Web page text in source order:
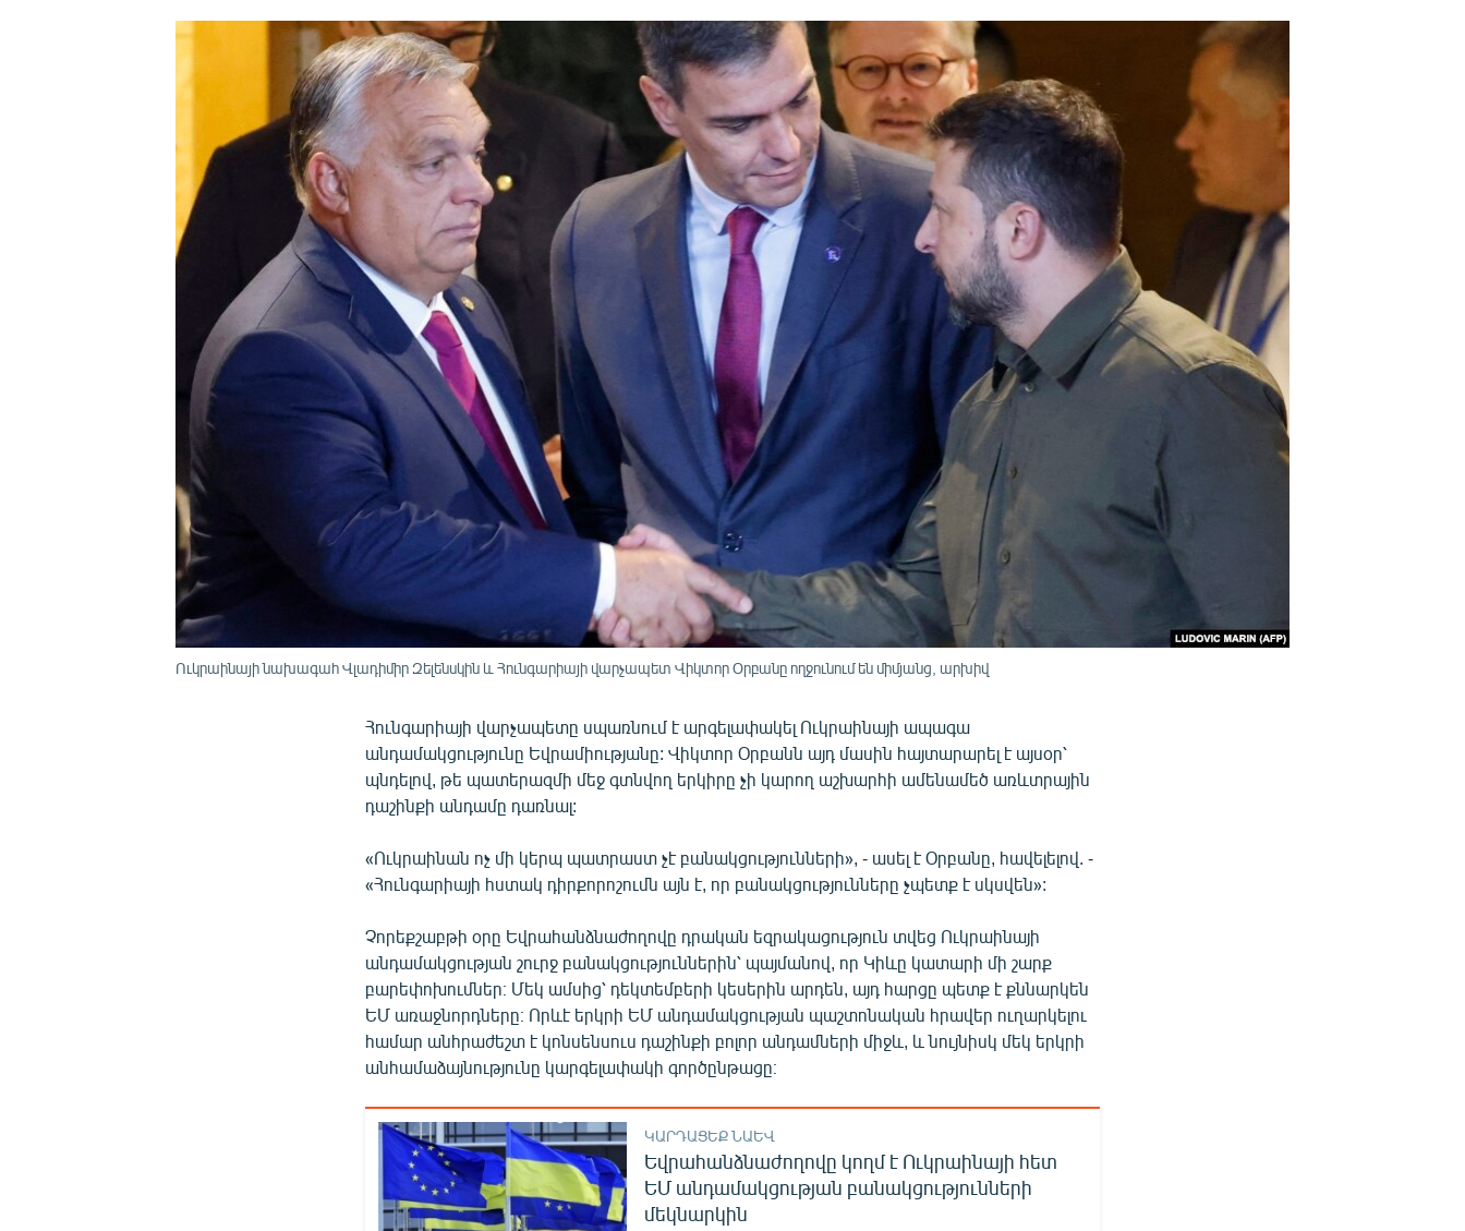
ՁԳՏԵԼՈՎ ԼԱՎԱԳՈՒՅՆԻՆ
Ուկրաինայի նախագահ Վլադիմիր Զելենսկին և Հունգարիայի վարչապետ Վիկտոր Օրբանը ողջունում են միմյանց, արխիվ
Հունգարիայի վարչապետը սպառնում է արգելափակել Ուկրաինայի ապագա
անդամակցությունը Եվրամիությանը: Վիկտոր Օրբանն այդ մասին հայտարարել է այսօր՝
պնդելով, թե պատերազմի մեջ գտնվող երկիրը չի կարող աշխարհի ամենամեծ առևտրային
դաշինքի անդամը դառնալ:
«Ուկրաինան ոչ մի կերպ պատրաստ չէ բանակցությունների», - ասել է Օրբանը, հավելելով. -
«Հունգարիայի հստակ դիրքորոշումն այն է, որ բանակցությունները չպետք է սկսվեն»:
Չորեքշաբթի օրը Եվրահանձնաժողովը դրական եզրակացություն տվեց Ուկրաինայի
անդամակցության շուրջ բանակցություններին՝ պայմանով, որ Կիևը կատարի մի շարք
բարեփոխումներ։ Մեկ ամսից՝ դեկտեմբերի կեսերին արդեն, այդ հարցը պետք է քննարկեն
ԵՄ առաջնորդները։ Որևէ երկրի ԵՄ անդամակցության պաշտոնական հրավեր ուղարկելու
համար անհրաժեշտ է կոնսենսուս դաշինքի բոլոր անդամների միջև, և նույնիսկ մեկ երկրի
անհամաձայնությունը կարգելափակի գործընթացը։
ԿԱՐԴԱՑԵՔ ՆԱԵՎ
Եվրահանձնաժողովը կողմ է Ուկրաինայի հետ
ԵՄ անդամակցության բանակցությունների
մեկնարկին